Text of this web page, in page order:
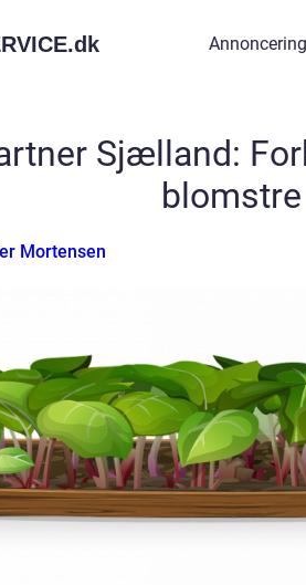
dk Annoncering
Sjælland:
blomstre
Mortensen